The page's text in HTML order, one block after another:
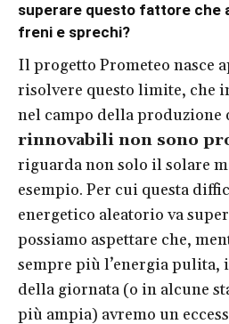
superare questo fattore che
freni e sprechi?
Il progetto Prometeo nasce
risolvere questo limite, che
nel campo della produzione
rinnovabili non sono
riguarda non solo il solare
esempio. Per cui questa
energetico aleatorio va
possiamo aspettare che,
sempre più l’energia pulita,
della giornata (o in alcune
più ampia) avremo un